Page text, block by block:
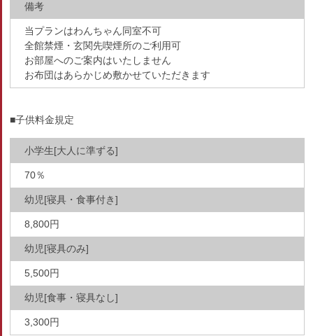
備考
当プランはわんちゃん同室不可
全館禁煙・玄関先喫煙所のご利用可
お部屋へのご案内はいたしません
お布団はあらかじめ敷かせていただきます
■子供料金規定
小学生[大人に準ずる]
70％
幼児[寝具・食事付き]
8,800円
幼児[寝具のみ]
5,500円
幼児[食事・寝具なし]
3,300円